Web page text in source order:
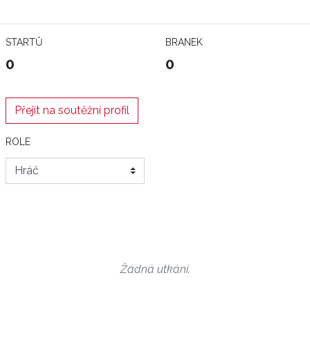
STARTŮ
0
BRANEK
0
Přejít na soutěžní profil
ROLE
Žádná utkání.